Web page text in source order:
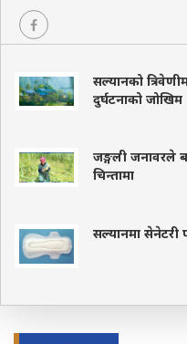
सल्यानको
दुर्घटनाको जोखिम
जङ्गली जनावरले
चिन्तामा
सल्यानमा सेनेटरी